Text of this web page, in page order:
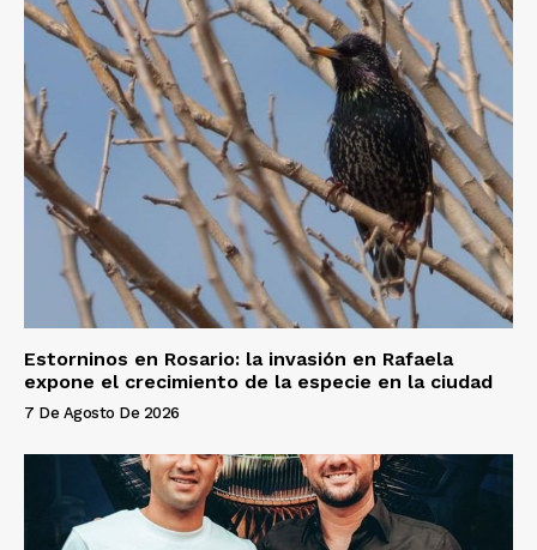
Estorninos en Rosario: la invasión en Rafaela
expone el crecimiento de la especie en la ciudad
7 De Agosto De 2026